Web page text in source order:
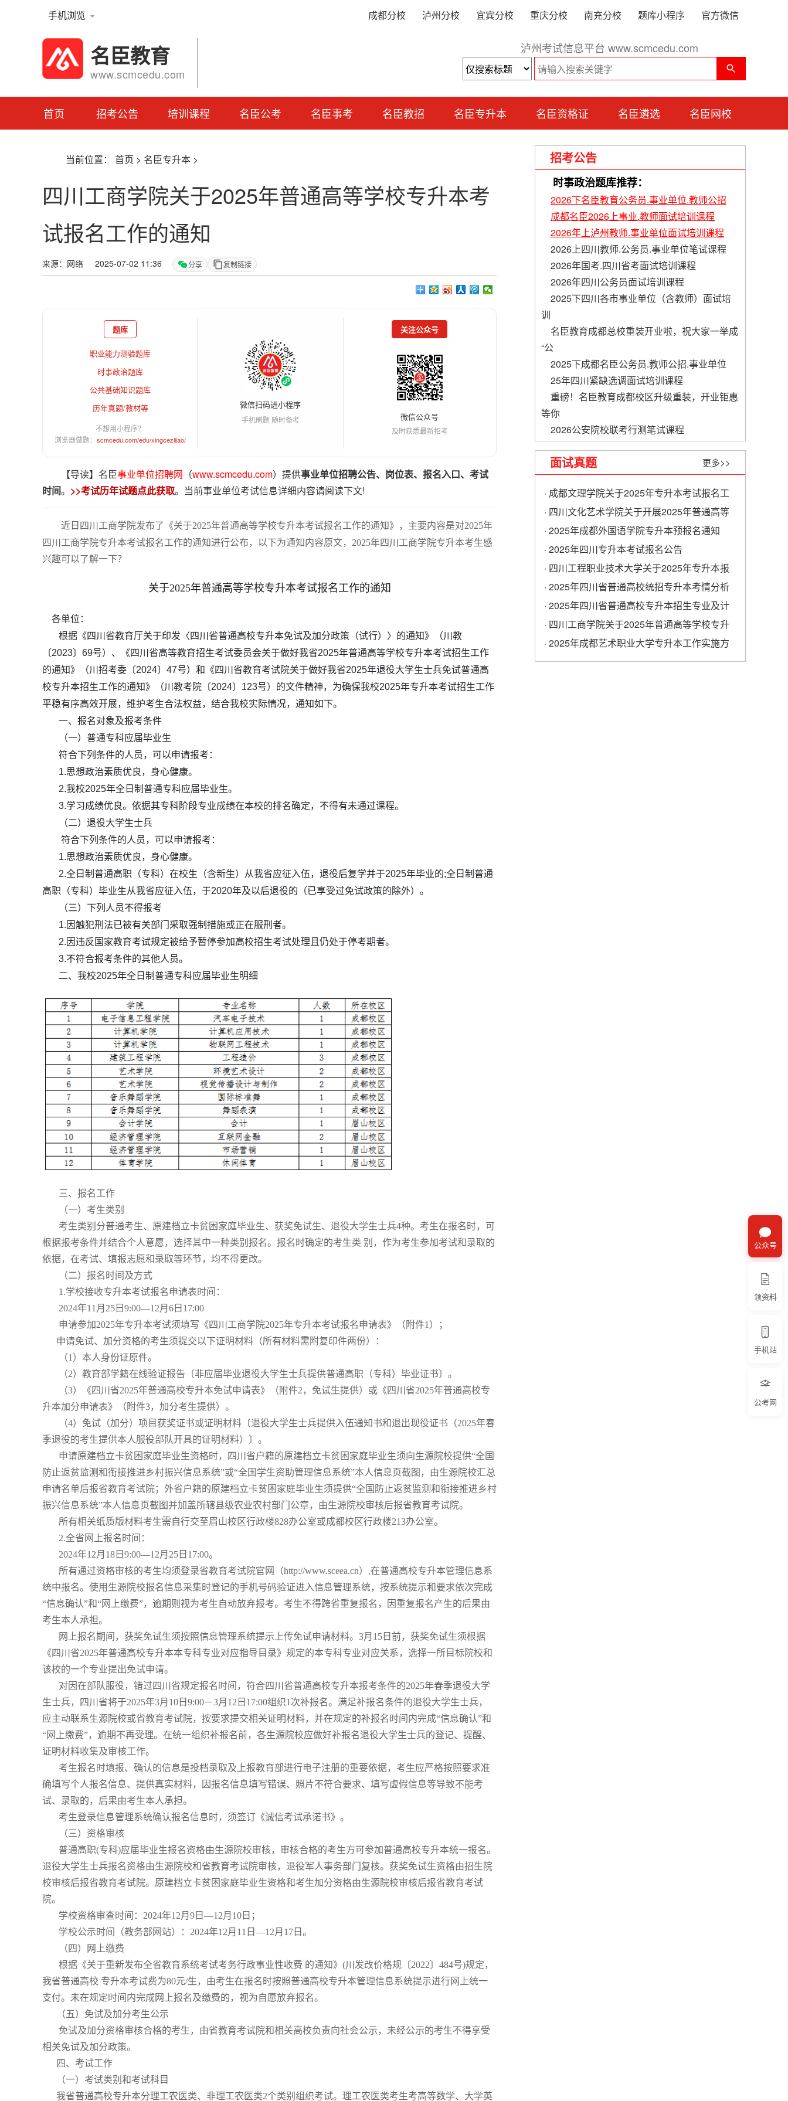
手机浏览 成都分校 泸州分校 宜宾分校 重庆分校 南充分校 题库小程序 官方微信
名臣教育
www.scmcedu.com
泸州考试信息平台 www.scmcedu.com
首页 招考公告 培训课程 名臣公考 名臣事考 名臣教招 名臣专升本 名臣资格证 名臣遴选 名臣网校
当前位置： 首页 > 名臣专升本 >
​四川工商学院关于2025年普通高等学校专升本考
试报名工作的通知
来源：网络 2025-07-02 11:36 分享 复制链接
题库
职业能力测验题库
时事政治题库
公共基础知识题库
历年真题/教材等
不想用小程序？
浏览器做题：scmcedu.com/edu/xingceziliao/
微信扫码进小程序
手机刷题 随时备考
关注公众号
微信公众号
及时获悉最新招考
【导读】名臣事业单位招聘网 （www.scmcedu.com）提供事业单位招聘公告、岗位表、报名入口、考试
时间。 >>考试历年试题点此获取。当前事业单位考试信息详细内容请阅读下文!
近日四川工商学院发布了《关于2025年普通高等学校专升本考试报名工作的通知》，主要内容是对2025年
四川工商学院专升本考试报名工作的通知进行公布，以下为通知内容原文，2025年四川工商学院专升本考生感
兴趣可以了解一下？
关于2025年普通高等学校专升本考试报名工作的通知
各单位：
根据《四川省教育厅关于印发〈四川省普通高校专升本免试及加分政策（试行）〉的通知》（川教
〔2023〕69号）、《四川省高等教育招生考试委员会关于做好我省2025年普通高等学校专升本考试招生工作
的通知》（川招考委〔2024〕47号）和《四川省教育考试院关于做好我省2025年退役大学生士兵免试普通高
校专升本招生工作的通知》（川教考院〔2024〕123号）的文件精神，为确保我校2025年专升本考试招生工作
平稳有序高效开展，维护考生合法权益，结合我校实际情况，通知如下。
一、报名对象及报考条件
（一）普通专科应届毕业生
符合下列条件的人员，可以申请报考：
1.思想政治素质优良，身心健康。
2.我校2025年全日制普通专科应届毕业生。
3.学习成绩优良。依据其专科阶段专业成绩在本校的排名确定，不得有未通过课程。
（二）退役大学生士兵
符合下列条件的人员，可以申请报考：
1.思想政治素质优良，身心健康。
2.全日制普通高职（专科）在校生（含新生）从我省应征入伍，退役后复学并于2025年毕业的;全日制普通
高职（专科）毕业生从我省应征入伍，于2020年及以后退役的（已享受过免试政策的除外）。
（三）下列人员不得报考
1.因触犯刑法已被有关部门采取强制措施或正在服刑者。
2.因违反国家教育考试规定被给予暂停参加高校招生考试处理且仍处于停考期者。
3.不符合报考条件的其他人员。
二、我校2025年全日制普通专科应届毕业生明细
三、报名工作
（一）考生类别
考生类别分普通考生、原建档立卡贫困家庭毕业生、获奖免试生、退役大学生士兵4种。考生在报名时，可
根据报考条件并结合个人意愿，选择其中一种类别报名。报名时确定的考生类 别，作为考生参加考试和录取的
依据，在考试、填报志愿和录取等环节，均不得更改。
（二）报名时间及方式
1.学校接收专升本考试报名申请表时间：
2024年11月25日9:00—12月6日17:00
申请参加2025年专升本考试须填写《四川工商学院2025年专升本考试报名申请表》（附件1）；
申请免试、加分资格的考生须提交以下证明材料（所有材料需附复印件两份）：
（1）本人身份证原件。
（2）教育部学籍在线验证报告〔非应届毕业退役大学生士兵提供普通高职（专科）毕业证书〕。
（3）《四川省2025年普通高校专升本免试申请表》（附件2，免试生提供）或《四川省2025年普通高校专
升本加分申请表》（附件3，加分考生提供）。
（4）免试（加分）项目获奖证书或证明材料〔退役大学生士兵提供入伍通知书和退出现役证书（2025年春
季退役的考生提供本人服役部队开具的证明材料）〕。
申请原建档立卡贫困家庭毕业生资格时，四川省户籍的原建档立卡贫困家庭毕业生须向生源院校提供“全国
防止返贫监测和衔接推进乡村振兴信息系统”或“全国学生资助管理信息系统”本人信息页截图，由生源院校汇总
申请名单后报省教育考试院；外省户籍的原建档立卡贫困家庭毕业生须提供“全国防止返贫监测和衔接推进乡村
振兴信息系统”本人信息页截图并加盖所辖县级农业农村部门公章，由生源院校审核后报省教育考试院。
所有相关纸质版材料考生需自行交至眉山校区行政楼828办公室或成都校区行政楼213办公室。
2.全省网上报名时间：
2024年12月18日9:00—12月25日17:00。
所有通过资格审核的考生均须登录省教育考试院官网（http://www.sceea.cn）,在普通高校专升本管理信息系
统中报名。使用生源院校报名信息采集时登记的手机号码验证进入信息管理系统，按系统提示和要求依次完成
“信息确认”和“网上缴费”，逾期则视为考生自动放弃报考。考生不得跨省重复报名，因重复报名产生的后果由
考生本人承担。
网上报名期间，获奖免试生须按照信息管理系统提示上传免试申请材料。3月15日前，获奖免试生须根据
《四川省2025年普通高校专升本本专科专业对应指导目录》规定的本专科专业对应关系，选择一所目标院校和
该校的一个专业提出免试申请。
对因在部队服役，错过四川省规定报名时间，符合四川省普通高校专升本报考条件的2025年春季退役大学
生士兵，四川省将于2025年3月10日9:00－3月12日17:00组织1次补报名。满足补报名条件的退役大学生士兵，
应主动联系生源院校或省教育考试院，按要求提交相关证明材料，并在规定的补报名时间内完成“信息确认”和
“网上缴费”，逾期不再受理。在统一组织补报名前，各生源院校应做好补报名退役大学生士兵的登记、提醒、
证明材料收集及审核工作。
考生报名时填报、确认的信息是投档录取及上报教育部进行电子注册的重要依据，考生应严格按照要求准
确填写个人报名信息、提供真实材料，因报名信息填写错误、照片不符合要求、填写虚假信息等导致不能考
试、录取的，后果由考生本人承担。
考生登录信息管理系统确认报名信息时，须签订《诚信考试承诺书》。
（三）资格审核
普通高职(专科)应届毕业生报名资格由生源院校审核，审核合格的考生方可参加普通高校专升本统一报名。
退役大学生士兵报名资格由生源院校和省教育考试院审核，退役军人事务部门复核。获奖免试生资格由招生院
校审核后报省教育考试院。原建档立卡贫困家庭毕业生资格和考生加分资格由生源院校审核后报省教育考试
院。
学校资格审查时间：2024年12月9日—12月10日；
学校公示时间（教务部网站）：2024年12月11日—12月17日。
（四）网上缴费
根据《关于重新发布全省教育系统考试考务行政事业性收费 的通知》(川发改价格规〔2022〕484号)规定，
我省普通高校 专升本考试费为80元/生，由考生在报名时按照普通高校专升本管理信息系统提示进行网上统一
支付。未在规定时间内完成网上报名及缴费的，视为自愿放弃报名。
（五）免试及加分考生公示
免试及加分资格审核合格的考生，由省教育考试院和相关高校负责向社会公示，未经公示的考生不得享受
相关免试及加分政策。
四、考试工作
（一）考试类别和考试科目
我省普通高校专升本分理工农医类、非理工农医类2个类别组织考试。理工农医类考生考高等数学、大学英
招考公告
时事政治题库推荐：
2026下名臣教育公务员.事业单位.教师公招
成都名臣2026上事业.教师面试培训课程
2026年上泸州教师.事业单位面试培训课程
2026上四川教师.公务员.事业单位笔试课程
2026年国考.四川省考面试培训课程
2026年四川公务员面试培训课程
2025下四川各市事业单位（含教师）面试培
训
名臣教育成都总校重装开业啦，祝大家一举成
“公
2025下成都名臣公务员.教师公招.事业单位
​25年四川紧缺选调面试培训课程
重磅！名臣教育成都校区升级重装，开业钜惠
等你
2026公安院校联考行测笔试课程
面试真题 更多>>
· 成都文理学院关于2025年专升本考试报名工
作的通知
· 四川文化艺术学院关于开展2025年普通高等
学校专升本考试报名工作的通知
· 2025年成都外国语学院专升本预报名通知
· 2025年四川专升本考试报名公告
· 四川工程职业技术大学关于2025年专升本报
名的通知
· 2025年四川省普通高校统招专升本考情分析
· 2025年四川省普通高校专升本招生专业及计
划
· ​四川工商学院关于2025年普通高等学校专升
本考试报名工作的通知
· 2025年成都艺术职业大学专升本工作实施方
案
公众号
领资料
手机站
公考网